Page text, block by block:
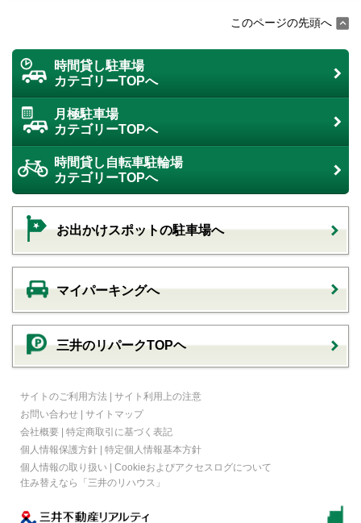
このページの先頭へ
時間貸し駐車場
カテゴリーTOPへ
月極駐車場
カテゴリーTOPへ
時間貸し自転車駐輪場
カテゴリーTOPへ
お出かけスポットの駐車場へ
マイパーキングへ
三井のリパークTOPヘ
サイトのご利用方法 | サイト利用上の注意
お問い合わせ | サイトマップ
会社概要 | 特定商取引に基づく表記
個人情報保護方針 | 特定個人情報基本方針
個人情報の取り扱い | Cookieおよびアクセスログについて
住み替えなら
「三井のリハウス」